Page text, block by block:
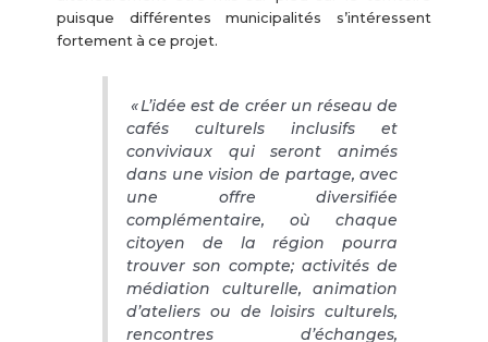
puisque différentes municipalités s’intéressent
fortement à ce projet.
« L’idée est de créer un réseau de
cafés culturels inclusifs et
conviviaux qui seront animés
dans une vision de partage, avec
une offre diversifiée
complémentaire, où chaque
citoyen de la région pourra
trouver son compte; activités de
médiation culturelle, animation
d’ateliers ou de loisirs culturels,
rencontres d’échanges,